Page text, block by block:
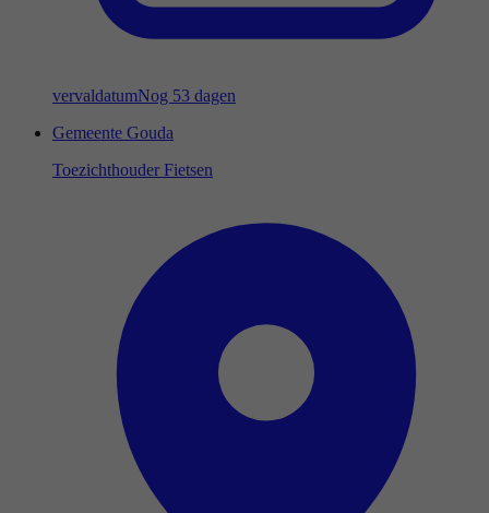
vervaldatumNog 53 dagen
Gemeente Gouda
Toezichthouder Fietsen